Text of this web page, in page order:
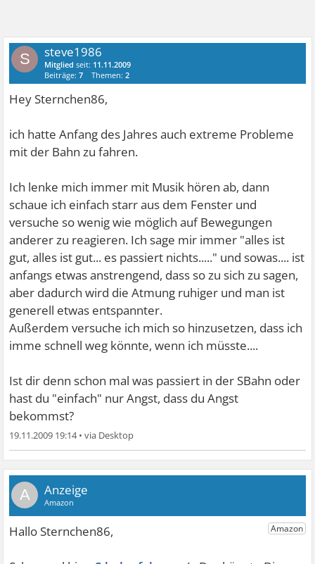
S steve1986
Mitglied seit: 11.11.2009
Beiträge:7 Themen:2
Hey Sternchen86,
ich hatte Anfang des Jahres auch extreme Probleme
mit der Bahn zu fahren.
Ich lenke mich immer mit Musik hören ab, dann
schaue ich einfach starr aus dem Fenster und
versuche so wenig wie möglich auf Bewegungen
anderer zu reagieren. Ich sage mir immer "alles ist
gut, alles ist gut... es passiert nichts....." und sowas.... ist
anfangs etwas anstrengend, dass so zu sich zu sagen,
aber dadurch wird die Atmung ruhiger und man ist
generell etwas entspannter.
Außerdem versuche ich mich so hinzusetzen, dass ich
imme schnell weg könnte, wenn ich müsste....
Ist dir denn schon mal was passiert in der SBahn oder
hast du "einfach" nur Angst, dass du Angst
bekommst?
19.11.2009 19:14•
A